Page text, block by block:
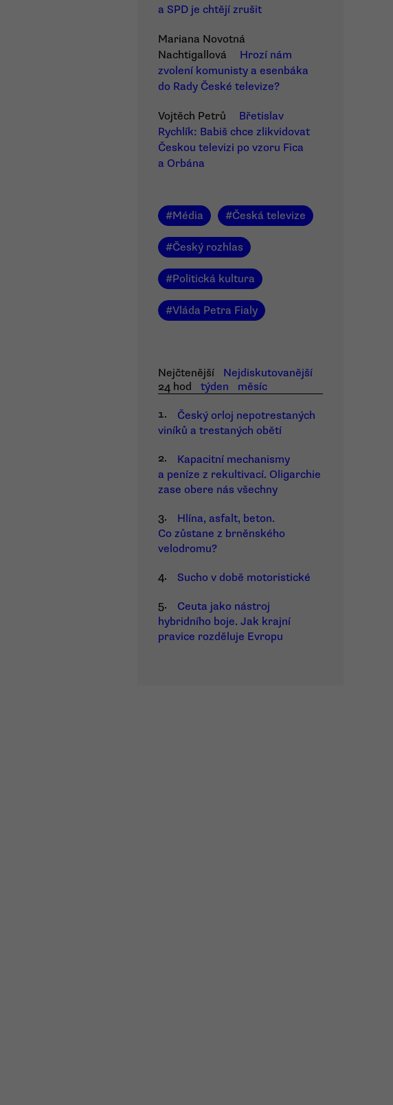
a SPD je chtějí zrušit
Mariana Novotná
Nachtigallová
Hrozí nám
zvolení komunisty a esenbáka
do Rady České televize?
Vojtěch Petrů
Břetislav
Rychlík: Babiš chce zlikvidovat
Českou televizi po vzoru Fica
a Orbána
#Média #Česká televize
#Český rozhlas
#Politická kultura
#Vláda Petra Fialy
Nejčtenější
Nejdiskutovanější
24 hod
týden
měsíc
1.
Český orloj nepotrestaných
viníků a trestaných obětí
2.
Kapacitní mechanismy
a peníze z rekultivací. Oligarchie
zase obere nás všechny
3.
Hlína, asfalt, beton.
Co zůstane z brněnského
velodromu?
4.
Sucho v době motoristické
5.
Ceuta jako nástroj
hybridního boje. Jak krajní
pravice rozděluje Evropu